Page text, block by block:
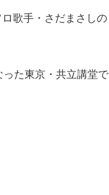
歌手・さだまさしの
た東京・共立講堂で